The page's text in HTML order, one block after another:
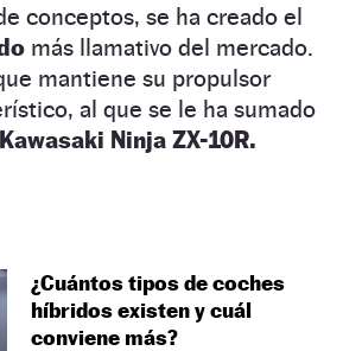
conceptos, se ha creado el
más llamativo del mercado.
mantiene su propulsor
al que se le ha sumado
Kawasaki Ninja ZX-10R.
¿Cuántos tipos de coches
híbridos existen y cuál
conviene más?